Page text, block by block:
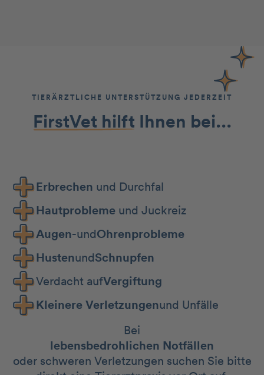
TIERÄRZTLICHE UNTERSTÜTZUNG JEDERZEIT
FirstVet hilft Ihnen bei...
Erbrechen und Durchfal
Hautprobleme und Juckreiz
Augen-und Ohrenprobleme
Hustenund Schnupfen
Verdacht aufVergiftung
Kleinere Verletzungenund Unfälle
Bei
lebensbedrohlichen Notfällen
oder schweren Verletzungen suchen Sie bitte